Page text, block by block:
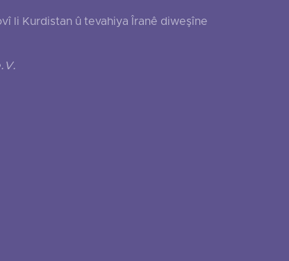
li Kurdistan û tevahiya Îranê diweşîne